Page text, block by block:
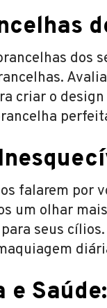
dos
criar o
falarem por
um olhar
seus
e Saúde: